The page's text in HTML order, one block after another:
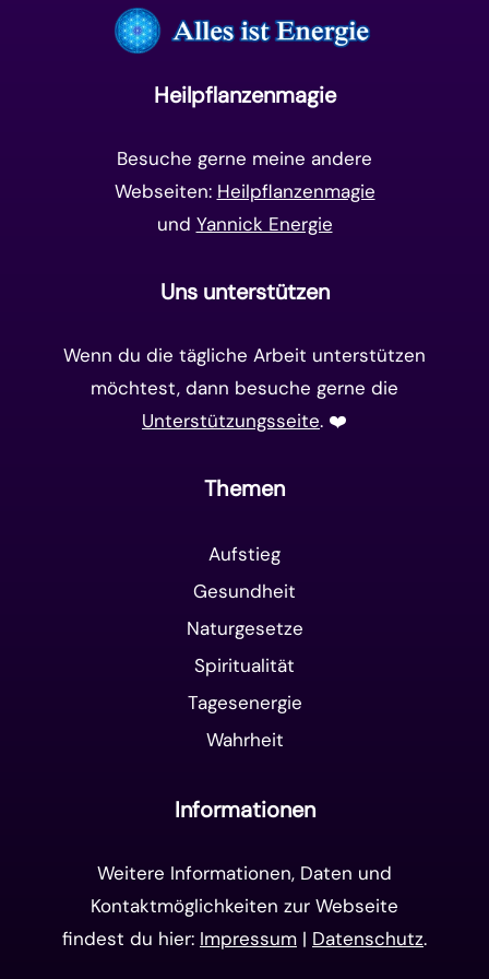
Unterbewusstsein
Heilpflanzenmagie
Besuche gerne meine andere
Webseiten: Heilpflanzenmagie
und Yannick Energie
Uns unterstützen
Wenn du die tägliche Arbeit unterstützen
möchtest, dann besuche gerne die
Unterstützungsseite. ❤️️
Themen
Aufstieg
Gesundheit
Naturgesetze
Spiritualität
Tagesenergie
Wahrheit
Informationen
Weitere Informationen, Daten und
Kontaktmöglichkeiten zur Webseite
findest du hier: Impressum | Datenschutz.